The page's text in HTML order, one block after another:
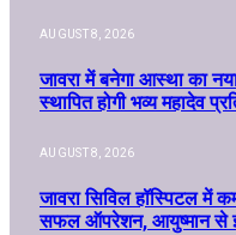
AUGUST 8, 2026
जावरा में बनेगा आस्था का
स्थापित होगी भव्य महादेव
AUGUST 8, 2026
जावरा सिविल हॉस्पिटल में
सफल ऑपरेशन, आयुष्मान से